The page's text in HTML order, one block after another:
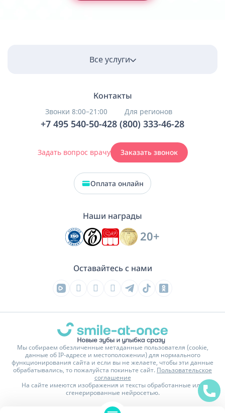
Все услуги
Контакты
Звонки 8:00–21:00
+7 495 540-50-42
Для регионов
8 (800) 333-46-28
Задать вопрос врачу Заказать звонок
Оплата онлайн
Наши награды
20+
Оставайтесь с нами
Мы собираем обезличенные метаданные пользователя (cookie,
данные об IP-адресе и местоположении) для нормального
функционирования сайта и если вы не желаете, чтобы эти данные
обрабатывались, то пожалуйста покиньте сайт. Пользовательское
соглашение
На сайте имеются изображения и тексты обработанные или
сгенерированные нейросетью.
Политика конфиденциальности